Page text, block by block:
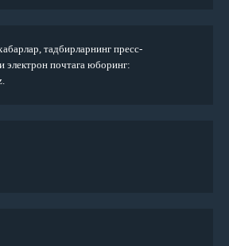
тадбирларнинг пресс-
электрон почтага юборинг: